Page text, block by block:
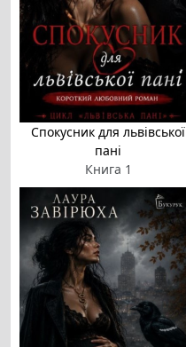
Спокусник для львівської
пані
Книга 1